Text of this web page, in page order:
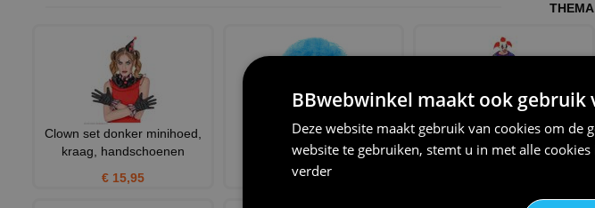
Clown set donker minihoed,
kraag, handschoenen
€ 15,95
Pruik clown blauw
Horror clown kleding enge
clown halloween
BBwebwinkel maakt ook gebruik
Deze website maakt gebruik van cookies om de
website te gebruiken, stemt u in met alle
verder